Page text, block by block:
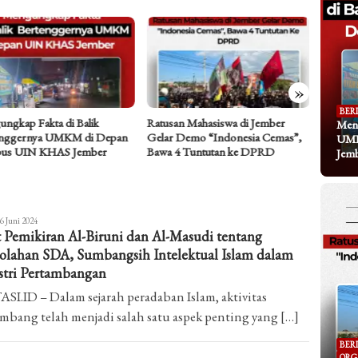
»
Mahasiswa di Jember
“Indonesia Cemas”,
Tuntutan ke DPRD
Bertemu Samanera: Titipan Pesan
di Balik Tema TRISUCI Waisak
2570 Umat Buddha
Dari
Juni 2024
Al-Biruni dan Al-Masudi tentang
SDA, Sumbangsih Intelektual Islam dalam
Pertambangan
– Dalam sejarah peradaban Islam, aktivitas
telah menjadi salah satu aspek penting yang […]